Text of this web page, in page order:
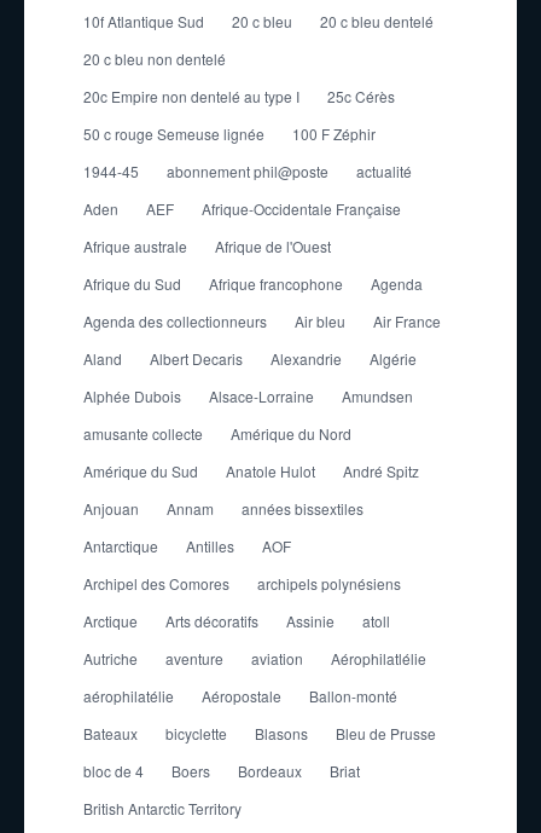
10f Atlantique Sud 20 c bleu
20 c bleu dentelé
20 c bleu non dentelé
20c Empire non dentelé au type I
25c Cérès
50 c rouge Semeuse lignée
100 F Zéphir
1944-45
abonnement phil@poste
actualité
Aden
AEF
Afrique-Occidentale Française
Afrique australe
Afrique de l'Ouest
Afrique du Sud
Afrique francophone
Agenda
Agenda des collectionneurs
Air bleu
Air France
Aland
Albert Decaris Alexandrie
Algérie
Alphée Dubois
Alsace-Lorraine
Amundsen
amusante collecte
Amérique du Nord
Amérique du Sud
Anatole Hulot
André Spitz
Anjouan
Annam
années bissextiles
Antarctique
Antilles
AOF
Archipel des Comores
archipels polynésiens
Arctique
Arts décoratifs Assinie
atoll
Autriche
aventure aviation
Aérophilatlélie
aérophilatélie
Aéropostale
Ballon-monté
Bateaux
bicyclette Blasons
Bleu de Prusse
bloc de 4
Boers Bordeaux
Briat
British Antarctic Territory